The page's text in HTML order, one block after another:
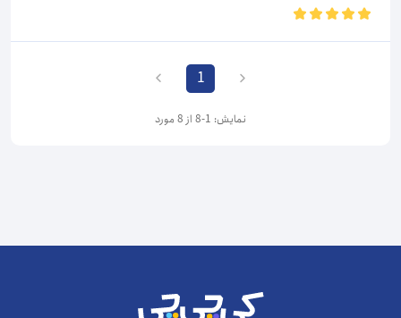
1
نمایش: 1-8 از 8 مورد